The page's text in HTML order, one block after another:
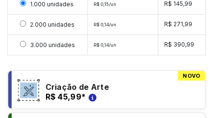
Selecionar 1000 unidades
1.000 unidades R$ 0,15/un R$ 145,99
Selecionar 2000 unidades
2.000 unidades R$ 0,14/un R$ 271,99
Selecionar 3000 unidades
3.000 unidades R$ 0,14/un R$ 390,99
NOVO
Criação de Arte
R$ 45,99*